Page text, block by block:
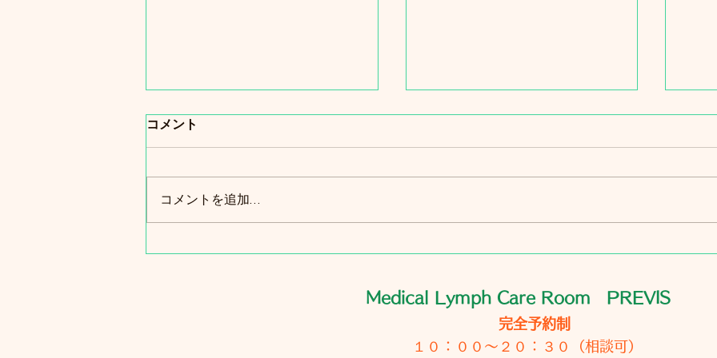
リンパ浮腫のケアをご希望の
続いていますがご無事に過ごされ
りがとうございます リンパ浮腫
なので伺いたいです いつが空い
てますか？ 料金はいくらです
コメント
コメントを追加…
Medical Lymph Care Room PREVIS
完全予約制
１０：００〜２０：３０（相談可）